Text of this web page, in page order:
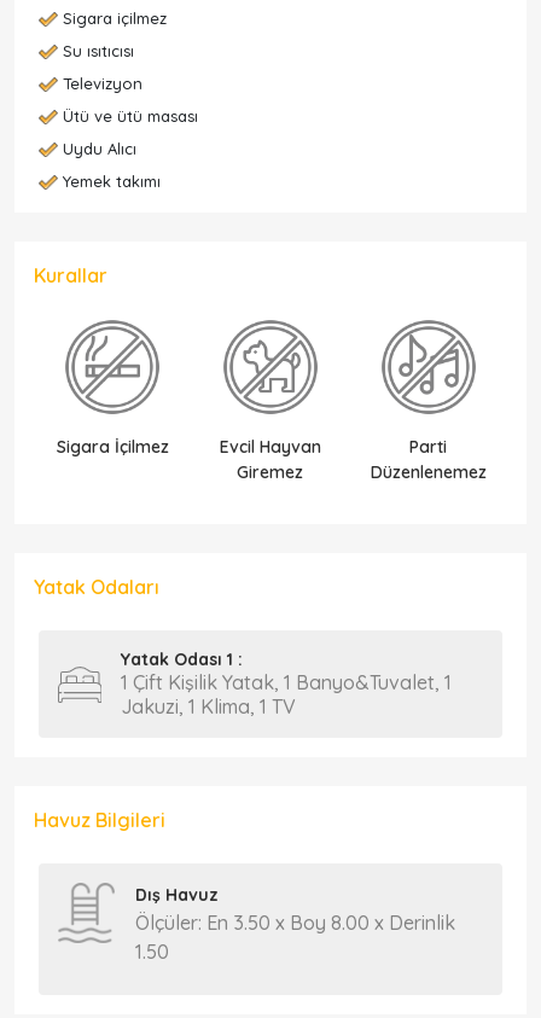
Sigara içilmez
Su ısıtıcısı
Televizyon
Ütü ve ütü masası
Uydu Alıcı
Yemek takımı
Kurallar
Sigara İçilmez
Evcil Hayvan
Giremez
Parti
Düzenlenemez
Yatak Odaları
Yatak Odası 1 :
1 Çift Kişilik Yatak, 1 Banyo&Tuvalet, 1
Jakuzi, 1 Klima, 1 TV
Havuz Bilgileri
Dış Havuz
Ölçüler: En 3.50 x Boy 8.00 x Derinlik
1.50